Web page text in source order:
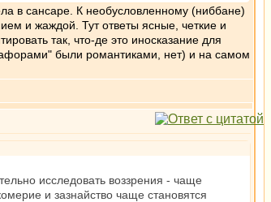
в сансаре. К необусловленному (ниббане)
и жаждой. Тут ответы ясные, четкие и
так, что-де это иносказание для
были романтиками, нет) и на самом
исследовать воззрения - чаще
и зазнайство чаще становятся